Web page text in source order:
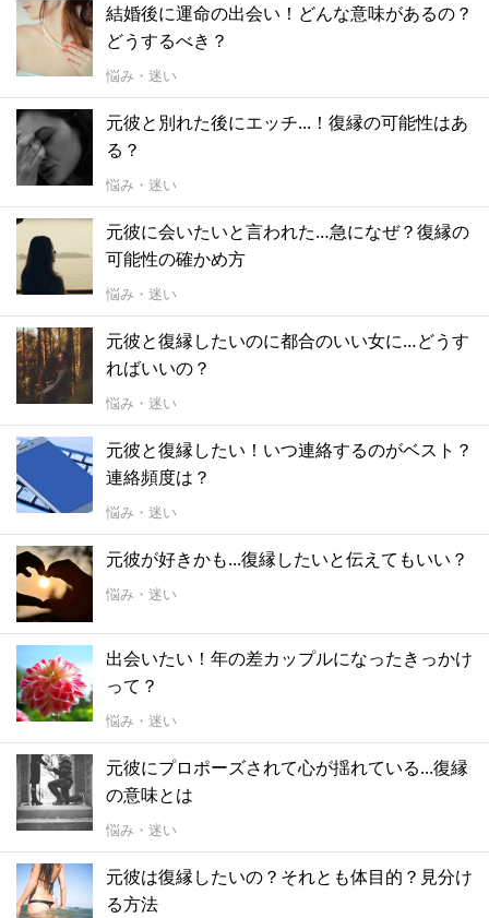
結婚後に運命の出会い！どんな意味があるの？
どうするべき？
悩み・迷い
元彼と別れた後にエッチ...！復縁の可能性はあ
る？
悩み・迷い
元彼に会いたいと言われた…急になぜ？復縁の
可能性の確かめ方
悩み・迷い
元彼と復縁したいのに都合のいい女に…どうす
ればいいの？
悩み・迷い
元彼と復縁したい！いつ連絡するのがベスト？
連絡頻度は？
悩み・迷い
元彼が好きかも...復縁したいと伝えてもいい？
悩み・迷い
出会いたい！年の差カップルになったきっかけ
って？
悩み・迷い
元彼にプロポーズされて心が揺れている...復縁
の意味とは
悩み・迷い
元彼は復縁したいの？それとも体目的？見分け
る方法